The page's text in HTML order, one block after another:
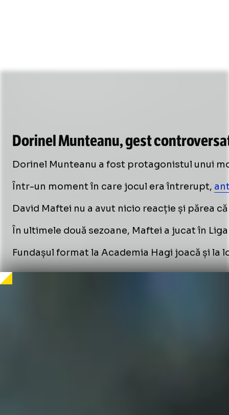
Dorinel Munteanu, gest
Dorinel Munteanu a fost protagonistul unui
Într-un moment în care jocul era întrerupt,
David Maftei nu a avut nicio reacție și părea
În ultimele două sezoane, Maftei a jucat în
Fundașul format la Academia Hagi joacă și